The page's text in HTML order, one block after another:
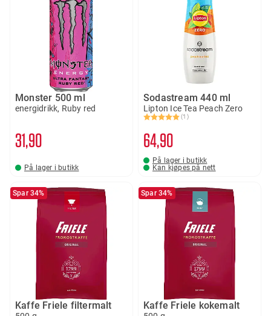
Monster 500 ml
energidrikk, Ruby red
31 90
På lager i butikk
Sodastream 440 ml
Lipton Ice Tea Peach Zero
Karakter:
(1)
5.0 av 5 mulige
6490
På lager i butikk
Kan kjøpes på nett
Spar 34%
Kaffe Friele filtermalt
Spar 34%
Kaffe Friele kokemalt